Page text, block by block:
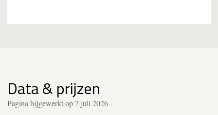
Data & prijzen
Pagina bijgewerkt op 7 juli 2026